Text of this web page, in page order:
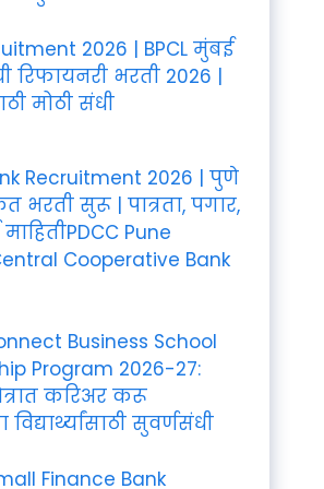
2026 | BPCL मुंबई
रिफायनरी भरती 2026 |
मोठी संधी
Recruitment 2026 | पुणे
भरती सुरू | पात्रता, पगार,
Pune
Cooperative Bank
Business School
Program 2026-27:
करिअर करू
विद्यार्थ्यांसाठी सुवर्णसंधी
Finance Bank